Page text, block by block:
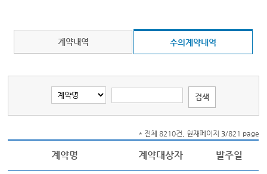
계약내역 수의계약내역
* 전체 8210건, 현재페이지 3/821 page
계약명 계약대상자 발주일